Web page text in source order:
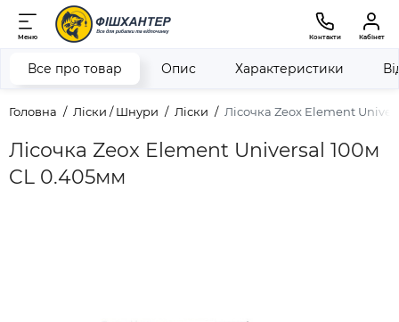
Меню Контакти Кабінет
Головна Ліски / Шнури Ліски Лісочка Zeox Element
Лісочка Zeox Element Universal 100м
CL 0.405мм
Все про товар Опис Характеристики